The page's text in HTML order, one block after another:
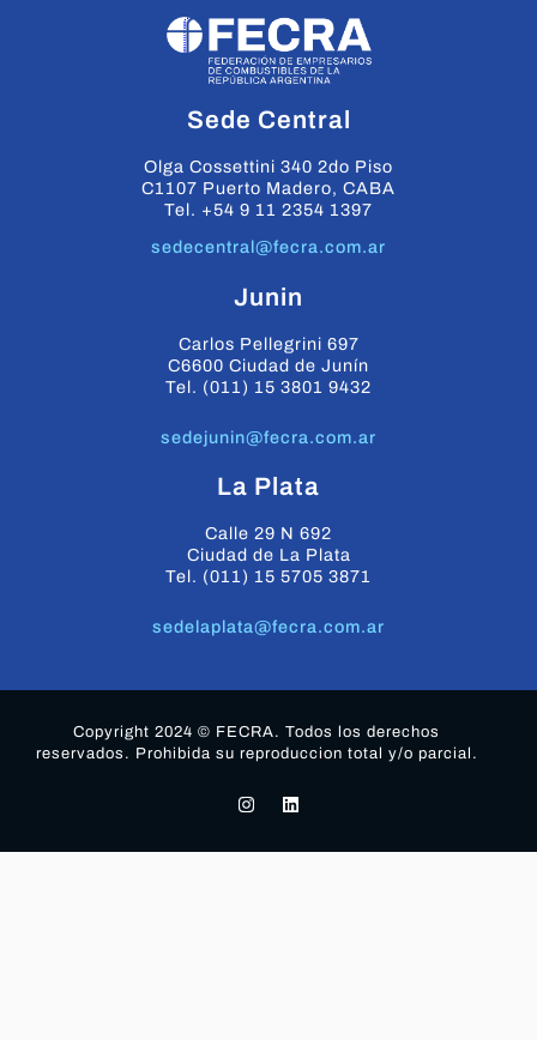
Sede Central
Olga Cossettini 340 2do Piso
C1107 Puerto Madero, CABA
Tel. +54 9 11 2354 1397
sedecentral@fecra.com.ar
Junin
Carlos Pellegrini 697
C6600 Ciudad de Junín
Tel. (011) 15 3801 9432
sedejunin@fecra.com.ar
La Plata
Calle 29 N 692
Ciudad de La Plata
Tel. (011) 15 5705 3871
sedelaplata@fecra.com.ar
Copyright 2024 © FECRA. Todos los derechos
reservados. Prohibida su reproduccion total y/o parcial.